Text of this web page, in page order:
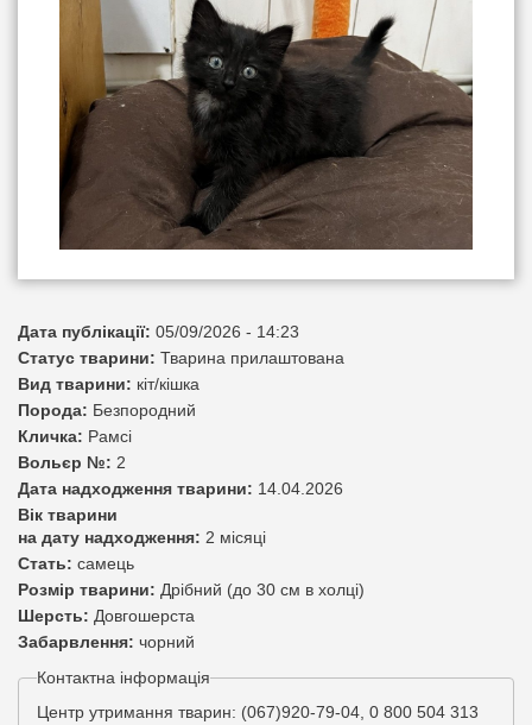
Дата публікації: 05/09/2026 - 14:23
Статус тварини: Тварина прилаштована
Вид тварини: кіт/кішка
Порода: Безпородний
Кличка: Рамсі
Вольєр №: 2
Дата надходження тварини: 14.04.2026
Вік тварини
на дату надходження: 2 місяці
Стать: самець
Розмір тварини: Дрібний (до 30 см в холці)
Шерсть: Довгошерста
Забарвлення: чорний
Контактна інформація
Центр утримання тварин: (067)920-79-04, 0 800 504 313